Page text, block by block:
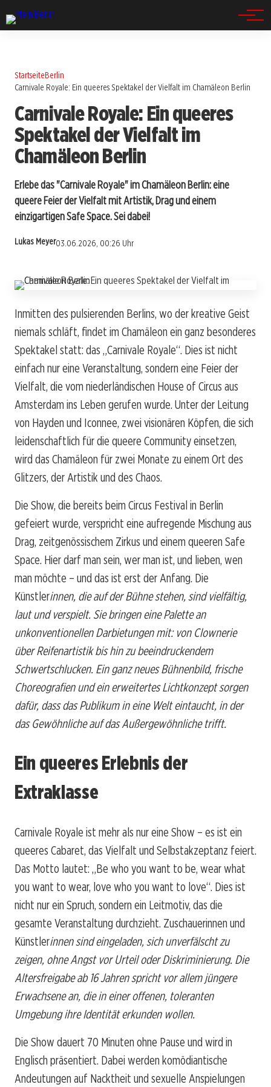
StartseiteBerlin
Carnivale Royale: Ein queeres Spektakel der Vielfalt im Chamäleon Berlin
Carnivale Royale: Ein queeres
Spektakel der Vielfalt im
Chamäleon Berlin
Erlebe das "Carnivale Royale" im Chamäleon Berlin: eine
queere Feier der Vielfalt mit Artistik, Drag und einem
einzigartigen Safe Space. Sei dabei!
Lukas Meyer03.06.2026, 00:26 Uhr
Inmitten des pulsierenden Berlins, wo der kreative Geist
niemals schläft, findet im Chamäleon ein ganz besonderes
Spektakel statt: das „Carnivale Royale“. Dies ist nicht
einfach nur eine Veranstaltung, sondern eine Feier der
Vielfalt, die vom niederländischen House of Circus aus
Amsterdam ins Leben gerufen wurde. Unter der Leitung
von Hayden und Iconnee, zwei visionären Köpfen, die sich
leidenschaftlich für die queere Community einsetzen,
wird das Chamäleon für zwei Monate zu einem Ort des
Glitzers, der Artistik und des Chaos.
Die Show, die bereits beim Circus Festival in Berlin
gefeiert wurde, verspricht eine aufregende Mischung aus
Drag, zeitgenössischem Zirkus und einem queeren Safe
Space. Hier darf man sein, wer man ist, und lieben, wen
man möchte – und das ist erst der Anfang. Die
Künstlerinnen, die auf der Bühne stehen, sind vielfältig,
laut und verspielt. Sie bringen eine Palette an
unkonventionellen Darbietungen mit: von Clownerie
über Reifenartistik bis hin zu beeindruckendem
Schwertschlucken. Ein ganz neues Bühnenbild, frische
Choreografien und ein erweitertes Lichtkonzept sorgen
dafür, dass das Publikum in eine Welt eintaucht, in der
das Gewöhnliche auf das Außergewöhnliche trifft.
Ein queeres Erlebnis der
Extraklasse
Carnivale Royale ist mehr als nur eine Show – es ist ein
queeres Cabaret, das Vielfalt und Selbstakzeptanz feiert.
Das Motto lautet: „Be who you want to be, wear what
you want to wear, love who you want to love“. Dies ist
nicht nur ein Spruch, sondern ein Leitmotiv, das die
gesamte Veranstaltung durchzieht. Zuschauerinnen und
Künstlerinnen sind eingeladen, sich unverfälscht zu
zeigen, ohne Angst vor Urteil oder Diskriminierung. Die
Altersfreigabe ab 16 Jahren spricht vor allem jüngere
Erwachsene an, die in einer offenen, toleranten
Umgebung ihre Identität erkunden wollen.
Die Show dauert 70 Minuten ohne Pause und wird in
Englisch präsentiert. Dabei werden komödiantische
Andeutungen auf Nacktheit und sexuelle Anspielungen